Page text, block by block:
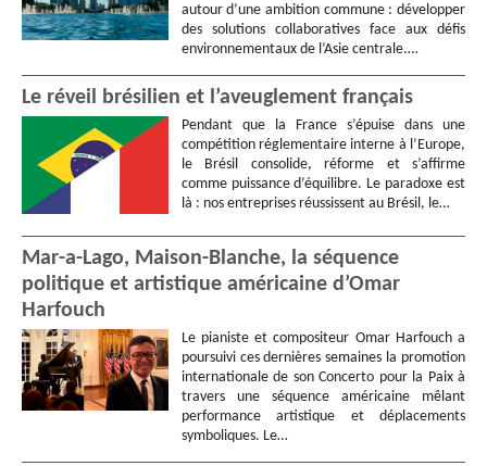
autour d’une ambition commune : développer
des solutions collaboratives face aux défis
environnementaux de l’Asie centrale.…
Le réveil brésilien et l’aveuglement français
Pendant que la France s’épuise dans une
compétition réglementaire interne à l’Europe,
le Brésil consolide, réforme et s’affirme
comme puissance d’équilibre. Le paradoxe est
là : nos entreprises réussissent au Brésil, le…
Mar-a-Lago, Maison-Blanche, la séquence
politique et artistique américaine d’Omar
Harfouch
Le pianiste et compositeur Omar Harfouch a
poursuivi ces dernières semaines la promotion
internationale de son Concerto pour la Paix à
travers une séquence américaine mêlant
performance artistique et déplacements
symboliques. Le…